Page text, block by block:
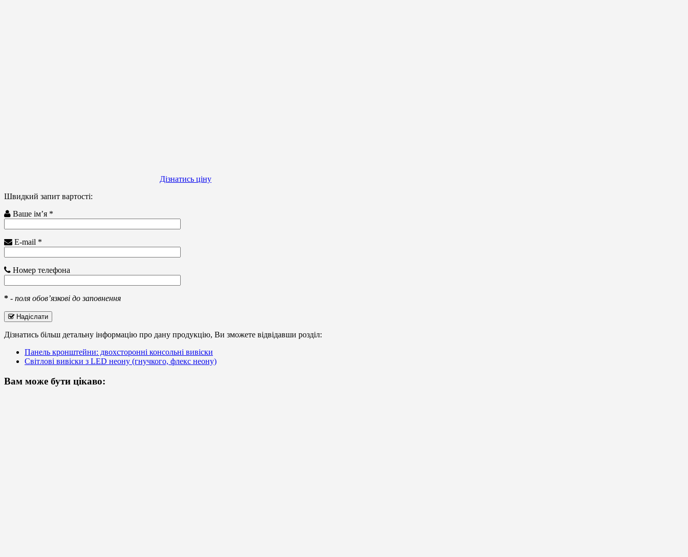
Дізнатись ціну
Швидкий запит вартості:
Ваше ім’я *
E-mail *
Номер телефона
* - поля обов’язкові до заповнення
Надіслати
Дізнатись більш детальну інформацію про дану продукцію, Ви зможете відвідавши розділ:
Панель кронштейни: двохсторонні консольні вивіски
Світлові вивіски з LED неону (гнучкого, флекс неону)
Вам може бути цікаво: